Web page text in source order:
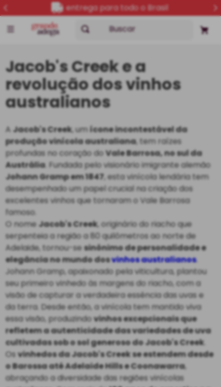
entrega para todo o Brasil
Buscar
Jacob's Creek e a
revolução dos vinhos
australianos
A Jacob's Creek, umícone incontestável da
produção vinícola australiana, tem raízes
profundas no coração doVale Barrosa, no sul da
Austrália. Fundada pelo visionário imigrante alemão
Johann Gramp em 1847 , esta vinícola lendária tem
desempenhado um papel crucial na criação dos
excelentes vinhos que tornaram o Vale Barrosa
famoso.
O nome Jacob's Creek, originário do riacho que
serpenteia a região a 80 quilômetros ao norte de
Adelaide, tornou-sesinônimo de personalidade e
elegância no mundo dosvinhos australianos.
Johann Gramp, apaixonado pela viticultura, plantou
seu primeiro vinhedo às margens do riacho, com a
visão de capturar a verdadeira essência das uvas e
da terra. Desde então, a vinícola tem mantido viva
essa visão, produzindovinhos excepcionais que
refletem a autenticidade das variedades de uva
cultivadas sob o sol generoso do Jacob's Creek
Osvinhedos da Jacob's Creek se estendem desde
o Barossa até Adelaide Hills e Coonawarra,
abraçando a diversidade das regiões vinícolas